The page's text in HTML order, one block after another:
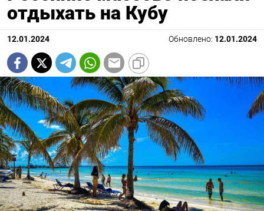
отдыхать на Кубу
12.01.2024 Обновлено: 12.01.2024